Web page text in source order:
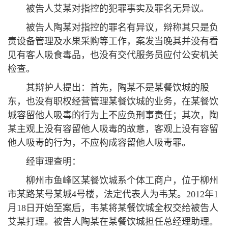
被告人艾某对指控的犯罪事实及罪名无异议。
被告人陶某对指控的罪名有异议，辩称其只是负
责设备管理及水果采购等工作，案发当晚其并没有看
见有客人吸食毒品，也没有交代服务员应付公安机关
检查。
其辩护人提出：首先，陶某不是某餐饮城的股
东，也没有职权经营管理某餐饮城的业务，在某餐饮
城容留他人吸毒的行为上不应负刑事责任；其次，陶
某主观上没有容留他人吸毒的故意，客观上没有容留
他人吸毒的行为，不应构成容留他人吸毒罪。
经审理查明：
柳州市鱼峰区某餐饮城系个体工商户，位于柳州
市某路某号某城4号楼，法定代表人为韦某。2012年1
月18日开始至案后，韦某将某餐饮城全权交给被告人
艾某打理。被告人陶某在某餐饮城担任总经理助理。